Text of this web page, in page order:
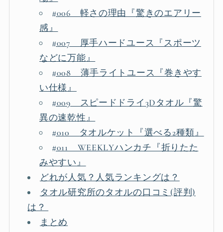
#006 軽さの理由『驚きのエアリー
感』
#007 厚手ハードユース『スポーツ
などに万能』
#008 薄手ライトユース『巻きやす
い仕様』
#009 スピードドライ3Dタオル『驚
異の速乾性』
#010 タオルケット『選べる2種類』
#011 WEEKLYハンカチ『折りたた
みやすい』
どれが人気？人気ランキングは？
タオル研究所のタオルの口コミ(評判)
は？
まとめ